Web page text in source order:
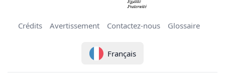
Crédits Avertissement Contactez-nous Glossaire
Français